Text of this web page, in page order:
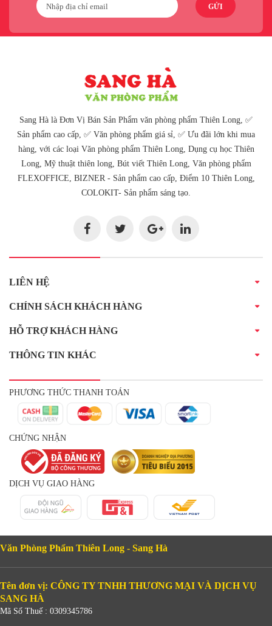
GỬI
Sang Hà là Đơn Vị Bán Sản Phẩm văn phòng phẩm Thiên Long, ✅
Sản phẩm cao cấp, ✅ Văn phòng phẩm giá sỉ, ✅ Ưu đãi lớn khi mua
hàng, với các loại Văn phòng phẩm Thiên Long, Dụng cụ học Thiên
Long, Mỹ thuật thiên long, Bút viết Thiên Long, Văn phòng phẩm
FLEXOFFICE, BIZNER - Sản phẩm cao cấp, Điểm 10 Thiên Long,
COLOKIT- Sản phẩm sáng tạo.
LIÊN HỆ
CHÍNH SÁCH KHÁCH HÀNG
HỖ TRỢ KHÁCH HÀNG
THÔNG TIN KHÁC
PHƯƠNG THỨC THANH TOÁN
CHỨNG NHẬN
DỊCH VỤ GIAO HÀNG
Văn Phòng Phẩm Thiên Long - Sang Hà
Tên đơn vị: CÔNG TY TNHH THƯƠNG MẠI VÀ DỊCH VỤ
SANG HÀ
Mã Số Thuế : 0309345786